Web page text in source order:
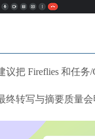
把 Fireflies 和任务
终转写与摘要质量